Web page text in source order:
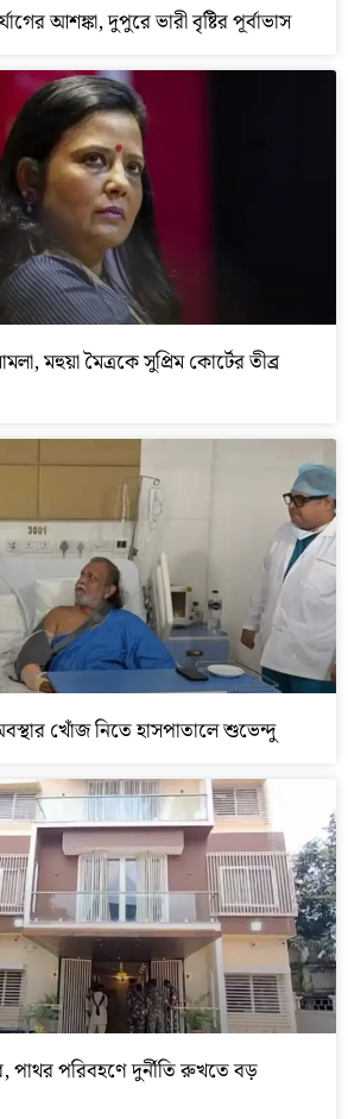
আশঙ্কা, দুপুরে ভারী বৃষ্টির পূর্বাভাস
মহুয়া মৈত্রকে সুপ্রিম কোর্টের তীব্র
খোঁজ নিতে হাসপাতালে শুভেন্দু
পরিবহণে দুর্নীতি রুখতে বড়